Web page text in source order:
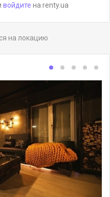
войдите на renty.ua
на локацию